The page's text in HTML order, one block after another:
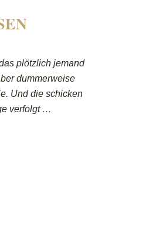
plötzlich jemand
dummerweise
Und die schicken
verfolgt …